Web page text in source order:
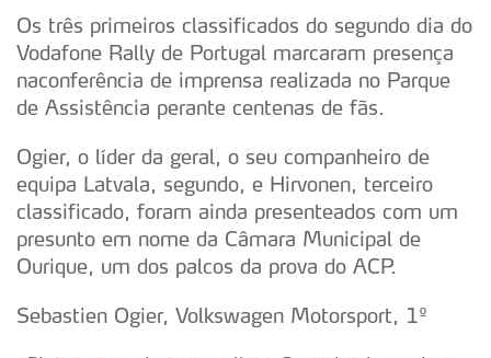
Os três primeiros classificados do segundo dia do
Vodafone Rally de Portugal marcaram presença
naconferência de imprensa realizada no Parque
de Assistência perante centenas de fãs.
Ogier, o líder da geral, o seu companheiro de
equipa Latvala, segundo, e Hirvonen, terceiro
classificado, foram ainda presenteados com um
presunto em nome da Câmara Municipal de
Ourique, um dos palcos da prova do ACP.
Sebastien Ogier, Volkswagen Motorsport, 1º